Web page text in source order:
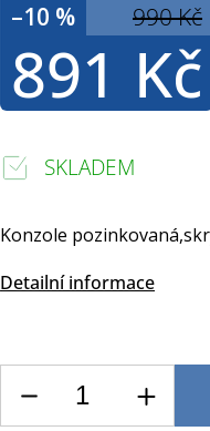
990 Kč
–10 %
891 Kč
Konzole
Detailní informace
SKLADEM